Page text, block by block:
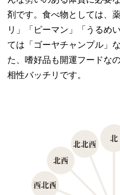
剤です。食べ物としては、
リ」「ピーマン」「うるめ
ては「ゴーヤチャンプル」
た、嗜好品も開運フードな
相性バッチリです。